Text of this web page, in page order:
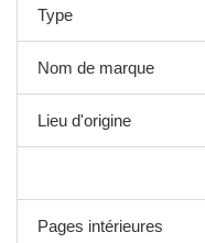
Type
Nom de marque
Lieu d'origine
Pages intérieures